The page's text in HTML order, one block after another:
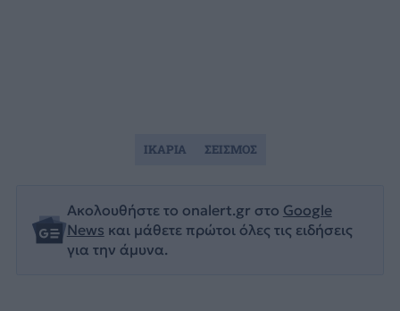
Ακολουθήστε το onalert.gr στο Google
News και μάθετε πρώτοι όλες τις ειδήσεις
για την άμυνα.
ΙΚΑΡΙΑ ΣΕΙΣΜΟΣ